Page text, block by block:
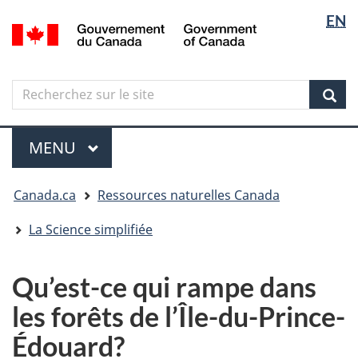
Aller
au
principal
Skip
to
government"
Passer
à
version
simplifiée
langue
EN
Canada
Search
Recherchez
sur
le
site
Menu
MENU PRINCIPAL
êtes
ici
Canada.ca
Ressources naturelles Canada
La Science simplifiée
Qu’est-ce qui rampe dans
les forêts de l’Île-du-Prince-
Édouard?